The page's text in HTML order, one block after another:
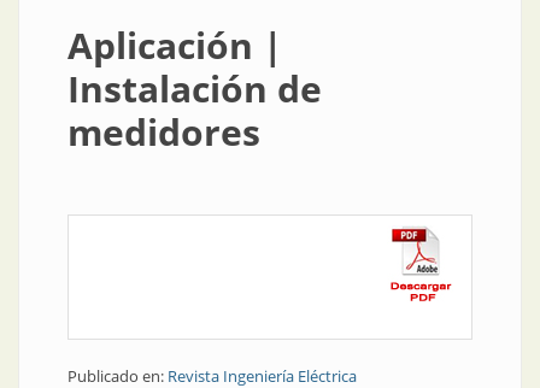
Aplicación |
Instalación de
medidores
Publicado en: Revista Ingeniería Eléctrica